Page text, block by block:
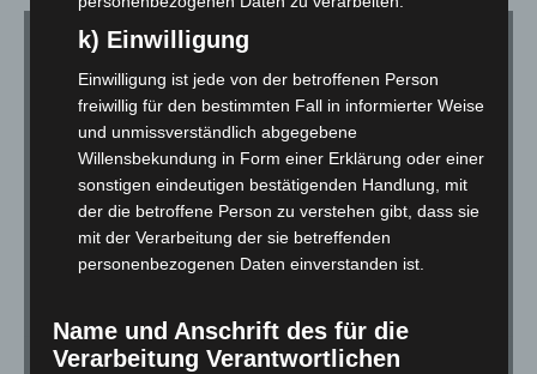
Für die Nutzung von YouTube (YouTube, LLC, 901 Cherry Ave.,
San Bruno, CA 94066, USA) benötigen wir laut DSGVO Ihre
Zustimmung.
Es werden seitens YouTube personenbezogene Daten erhoben,
verarbeitet und gespeichert. Welche Daten genau entnehmen Sie
bitte den Datenschutzbedingungen.
✓ Erlauben Datenschutzbedingungen
k) Einwilligung
Einwilligung ist jede von der betroffenen Person
freiwillig für den bestimmten Fall in informierter Weise
und unmissverständlich abgegebene
Willensbekundung in Form einer Erklärung oder einer
sonstigen eindeutigen bestätigenden Handlung, mit
der die betroffene Person zu verstehen gibt, dass sie
mit der Verarbeitung der sie betreffenden
personenbezogenen Daten einverstanden ist.
Name und Anschrift des für die
Verarbeitung Verantwortlichen